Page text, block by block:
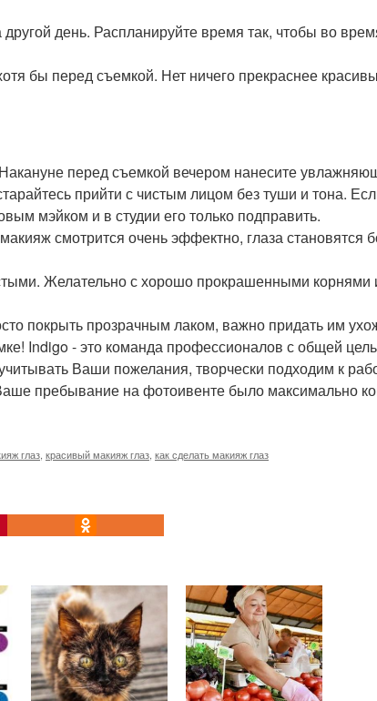
день. Распланируйте время так, чтобы во
бы перед съемкой. Нет ничего прекраснее
перед съемкой вечером нанесите
прийти с чистым лицом без туши и тона.
мэйком и в студии его только подправить.
смотрится очень эффектно, глаза становятся
Желательно с хорошо прокрашенными корнями
покрыть прозрачным лаком, важно придать им
Indigo - это команда профессионалов с общей
Ваши пожелания, творчески подходим к
пребывание на фотоивенте было максимально
глаз, красивый макияж глаз, как сделать макияж глаз